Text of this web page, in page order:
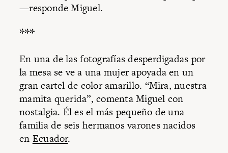
—responde Miguel.
***
En una de las fotografías desperdigadas por
la mesa se ve a una mujer apoyada en un
gran cartel de color amarillo. “Mira, nuestra
mamita querida”, comenta Miguel con
nostalgia. Él es el más pequeño de una
familia de seis hermanos varones nacidos
en Ecuador.